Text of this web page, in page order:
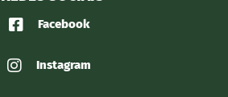
Facebook
Instagram